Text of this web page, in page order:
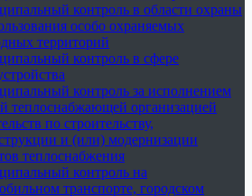
контроль в области охраны
особо охраняемых
территорий
контроль в сфере
контроль за исполнением
теплоснабжающей организацией
по строительству,
и (или) модернизации
теплоснабжения
контроль на
транспорте, городском